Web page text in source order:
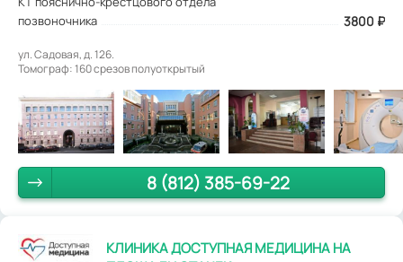
позвоночника
3800 ₽
ул. Садовая, д. 126.
Томограф: 160 срезов полуоткрытый
8 (812) 385-69-22
КЛИНИКА ДОСТУПНАЯ МЕДИЦИНА НА